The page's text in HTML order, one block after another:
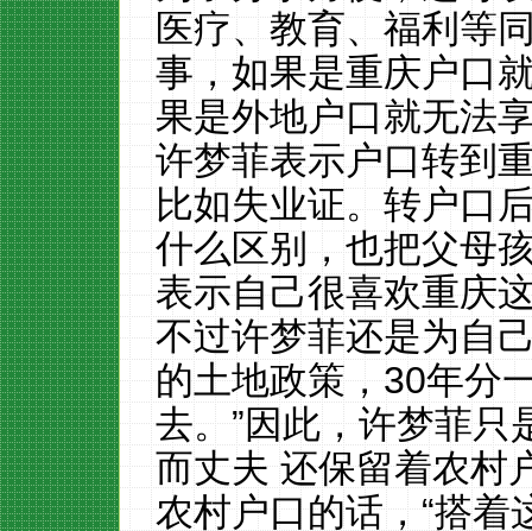
医疗、教育、福利等
事，如果是重庆户口
果是外地户口就无法
许梦菲表示户口转到
比如失业证。转户口
什么区别，也把父母
表示自己很喜欢重庆
不过许梦菲还是为自
的土地政策，30年分
去。”因此，许梦菲只
而丈夫 还保留着农村
农村户口的话，“搭着